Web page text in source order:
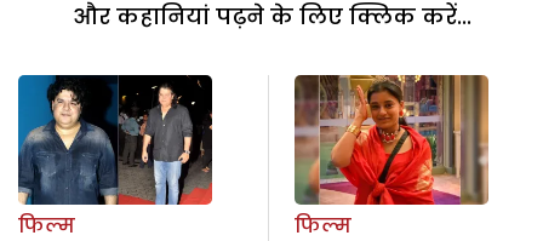
और कहानियां पढ़ने के लिए क्लिक करें...
फिल्म
फिल्म